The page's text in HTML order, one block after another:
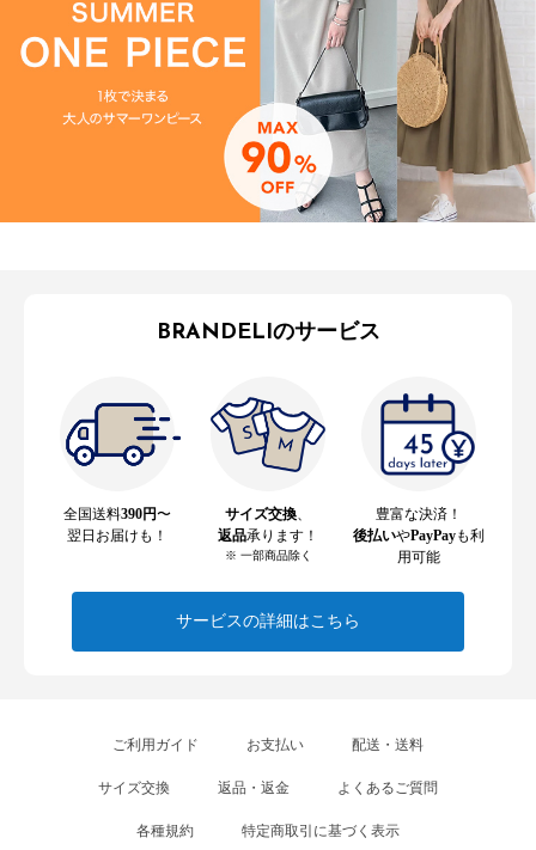
BRANDELIのサービス
全国送料390円〜
翌日お届けも！
サイズ交換、
返品承ります！
※ 一部商品除く
豊富な決済！
後払いやPayPayも利
用可能
サービスの詳細はこちら
ご利用ガイド お支払い 配送・送料
サイズ交換 返品・返金 よくあるご質問
各種規約 特定商取引に基づく表示